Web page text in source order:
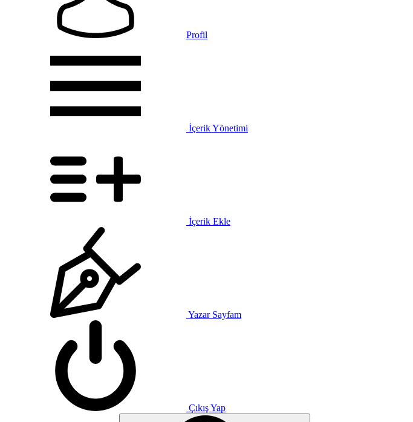
Profil
İçerik Yönetimi
İçerik Ekle
Yazar Sayfam
Çıkış Yap